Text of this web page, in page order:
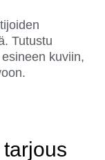
Tutustu
kuviin,